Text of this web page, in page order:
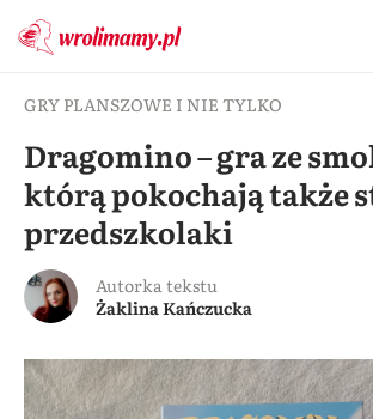
GRY PLANSZOWE I NIE TYLKO
Dragomino – gra ze
którą pokochają także
przedszkolaki
Autorka tekstu
Żaklina Kańczucka